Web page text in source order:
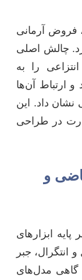
فروض آرمانی
چالش اصلی
را به
ارتباط آن‌ها
نشان داد. این
در طراحی
و
ابزارهای
انتگرال، جبر
گاهی مدل‌های